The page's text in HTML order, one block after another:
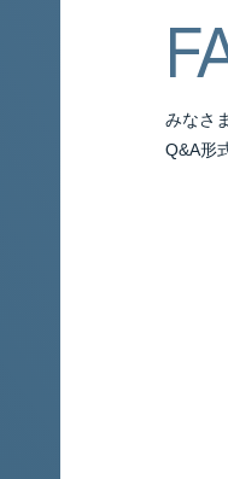
みなさ
Q&A形